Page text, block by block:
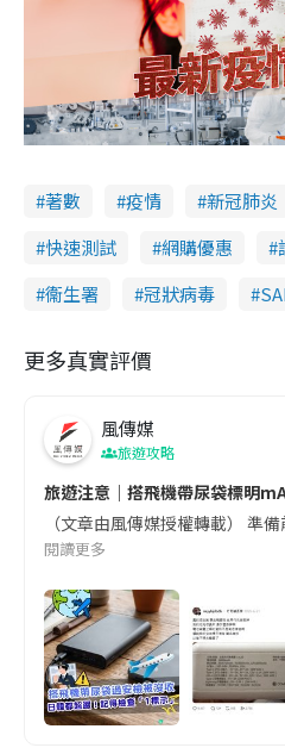
著數 疫情 新冠肺炎
快速測試
網購優惠
衞生署
冠狀病毒
更多真實評價
風傳媒
旅遊攻略
旅遊注意｜搭飛機帶尿袋標明
（文章由風傳媒授權轉載）
閱讀更多